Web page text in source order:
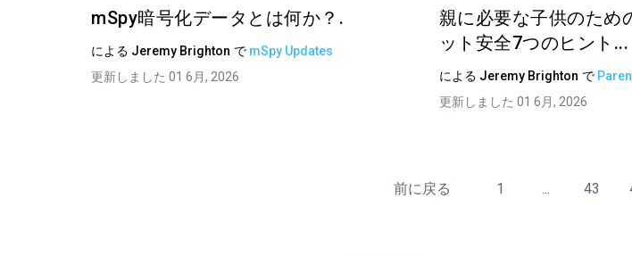
mSpy暗号化データとは何か？.
による Jeremy Brighton で mSpy Updates
更新しました 01 6月, 2026
親に必要な子供のため
ット安全7つのヒント...
による Jeremy Brighton で
更新しました 01 6月, 2026
前に戻る 1 ... 43